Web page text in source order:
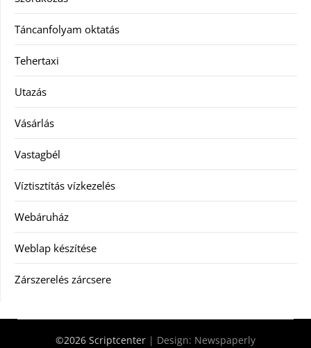
Táncanfolyam oktatás
Tehertaxi
Utazás
Vásárlás
Vastagbél
Víztisztítás vízkezelés
Webáruház
Weblap készítése
Zárszerelés zárcsere
©2026 Scriptcenter | Design: Newspaperly